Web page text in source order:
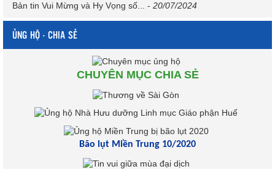
Bản tin Vui Mừng và Hy Vọng số...
- 20/07/2024
ỦNG HỘ - CHIA SẺ
CHUYÊN MỤC CHIA SẺ
Bão lụt Miền Trung 10/2020